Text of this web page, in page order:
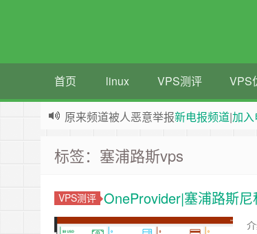
首页 linux VPS测评 VPS
原来频道被人恶意举报新电报频道|加
标签：塞浦路斯vps
VPS测评 OneProvider|塞浦路斯